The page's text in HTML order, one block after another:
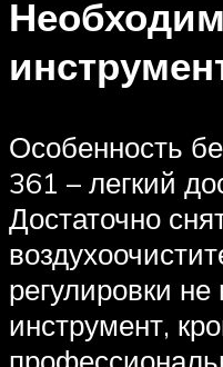
Особенность
361 – легкий
Достаточно
регулировки
инструмент,